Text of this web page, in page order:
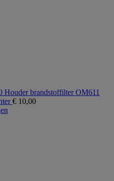
Houder brandstoffilter OM611
€ 10,00